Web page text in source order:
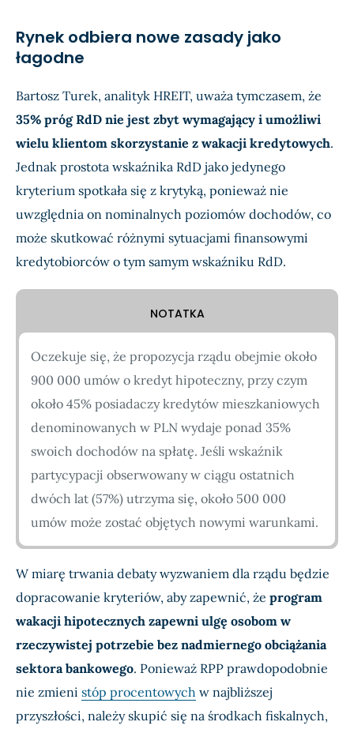
Rynek odbiera nowe zasady jako
łagodne
Bartosz Turek, analityk HREIT, uważa tymczasem, że
35% próg RdD nie jest zbyt wymagający i umożliwi
wielu klientom skorzystanie z wakacji kredytowych.
Jednak prostota wskaźnika RdD jako jedynego
kryterium spotkała się z krytyką, ponieważ nie
uwzględnia on nominalnych poziomów dochodów, co
może skutkować różnymi sytuacjami finansowymi
kredytobiorców o tym samym wskaźniku RdD.
NOTATKA
Oczekuje się, że propozycja rządu obejmie około
900 000 umów o kredyt hipoteczny, przy czym
około 45% posiadaczy kredytów mieszkaniowych
denominowanych w PLN wydaje ponad 35%
swoich dochodów na spłatę. Jeśli wskaźnik
partycypacji obserwowany w ciągu ostatnich
dwóch lat (57%) utrzyma się, około 500 000
umów może zostać objętych nowymi warunkami.
W miarę trwania debaty wyzwaniem dla rządu będzie
dopracowanie kryteriów, aby zapewnić, że program
wakacji hipotecznych zapewni ulgę osobom w
rzeczywistej potrzebie bez nadmiernego obciążania
sektora bankowego. Ponieważ RPP prawdopodobnie
nie zmieni stóp procentowych w najbliższej
przyszłości, należy skupić się na środkach fiskalnych,